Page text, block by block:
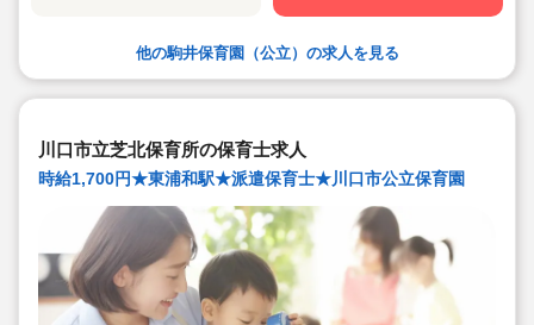
他の駒井保育園（公立）の求人を見る
川口市立芝北保育所の保育士求人
時給1,700円★東浦和駅★派遣保育士★川口市公立保育園